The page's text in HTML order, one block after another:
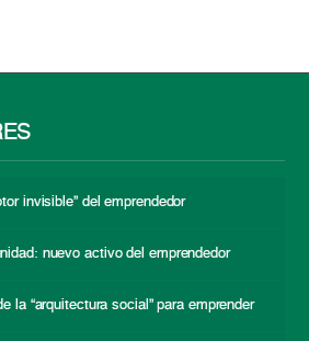
invisible” del emprendedor
nuevo activo del emprendedor
la “arquitectura social” para emprender